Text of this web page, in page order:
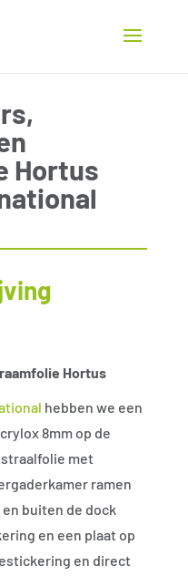
Hortus
Hortus
hebben we een
8mm op de
met
ramen
buiten de dock
en een plaat op
en direct